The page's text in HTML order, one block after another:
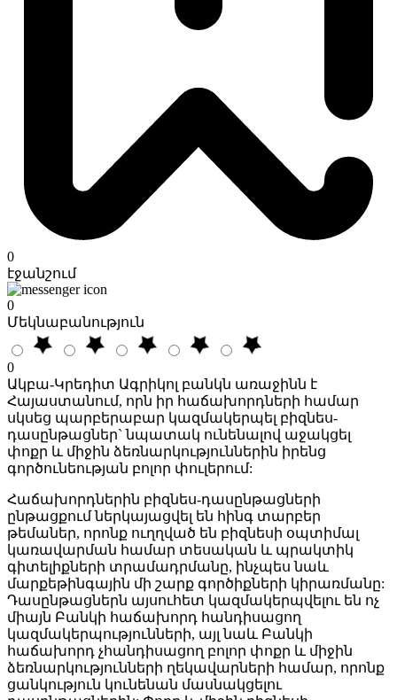
0
էջանշում
0
Մեկնաբանություն
0
Ակբա-Կրեդիտ Ագրիկոլ բանկն առաջինն է
Հայաստանում, որն իր հաճախորդների համար
սկսեց պարբերաբար կազմակերպել բիզնես-
դասընթացներ` նպատակ ունենալով աջակցել
փոքր և միջին ձեռնարկություններին իրենց
գործունեության բոլոր փուլերում:
Հաճախորդներին բիզնես-դասընթացների
ընթացքում ներկայացվել են հինգ տարբեր
թեմաներ, որոնք ուղղված են բիզնեսի օպտիմալ
կառավարման համար տեսական և պրակտիկ
գիտելիքների տրամադրմանը, ինչպես նաև
մարքեթինգային մի շարք գործիքների կիրառմանը:
Դասընթացներն այսուհետ կազմակերպվելու են ոչ
միայն Բանկի հաճախորդ հանդիսացող
կազմակերպությունների, այլ նաև Բանկի
հաճախորդ չհանդիսացող բոլոր փոքր և միջին
ձեռնարկությունների ղեկավարների համար, որոնք
ցանկություն կունենան մասնակցելու